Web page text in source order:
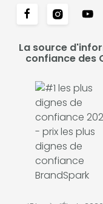
La source
confiance des